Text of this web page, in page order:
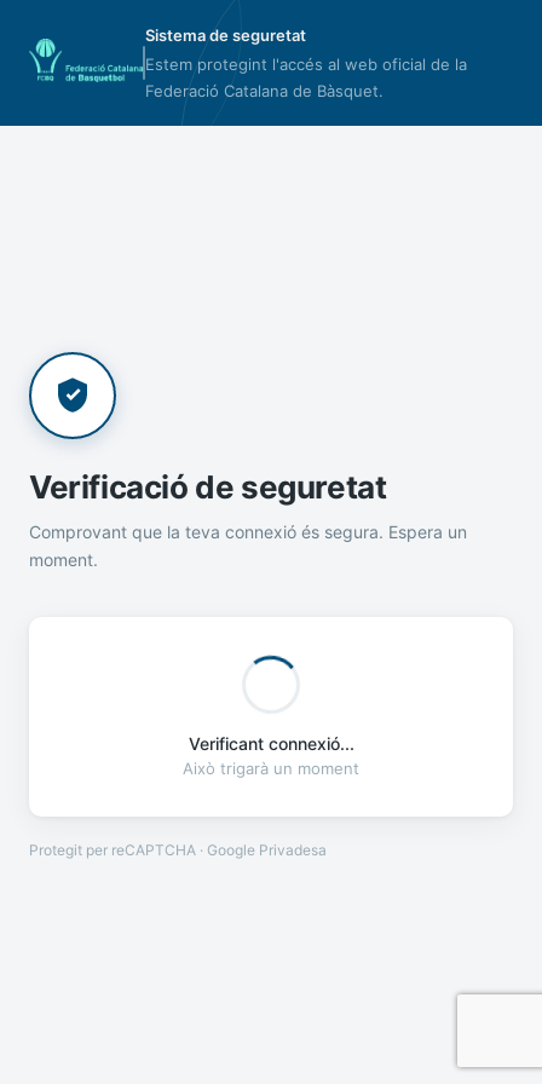
Sistema de seguretat
Estem protegint l'accés al web oficial de la
Federació Catalana de Bàsquet.
Verificació de seguretat
Comprovant que la teva connexió és segura. Espera un
moment.
Verificant connexió...
Això trigarà un moment
Protegit per reCAPTCHA · Google Privadesa